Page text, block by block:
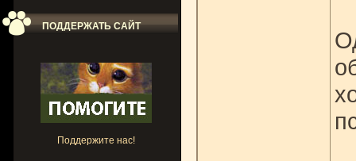
ПОДДЕРЖАТЬ САЙТ
Поддержите нас!